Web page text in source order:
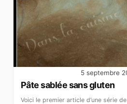
5 septembre
Pâte sablée sans gluten
Voici le premier article d’une série